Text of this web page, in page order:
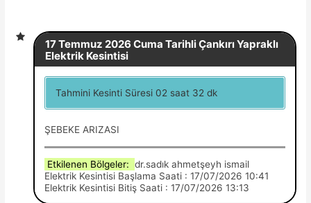
17 Temmuz 2026 Cuma Tarihli Çankırı Yapraklı
Elektrik Kesintisi
Tahmini Kesinti Süresi 02 saat 32 dk
ŞEBEKE ARIZASI
Etkilenen Bölgeler:dr.sadık ahmetşeyh ismail
Elektrik Kesintisi Başlama Saati : 17/07/2026 10:41
Elektrik Kesintisi Bitiş Saati : 17/07/2026 13:13